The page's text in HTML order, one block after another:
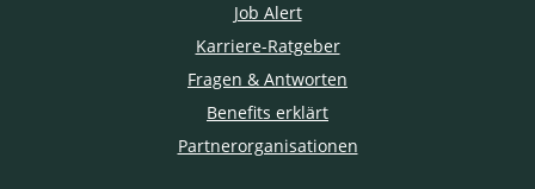
Job Alert
Karriere-Ratgeber
Fragen & Antworten
Benefits erklärt
Partnerorganisationen